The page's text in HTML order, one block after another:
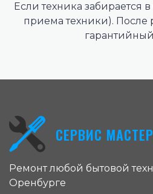
Если техника забирается
приема техники). После
СЕРВИС
Ремонт любой бытовой
Оренбурге